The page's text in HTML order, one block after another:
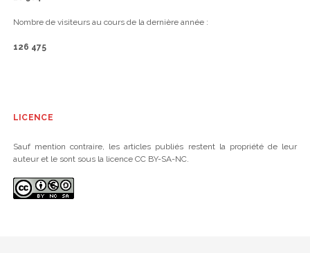
Nombre de visiteurs au cours de la dernière année :
126 475
LICENCE
Sauf mention contraire, les articles publiés restent la propriété de leur
auteur et le sont sous la licence CC BY-SA-NC.